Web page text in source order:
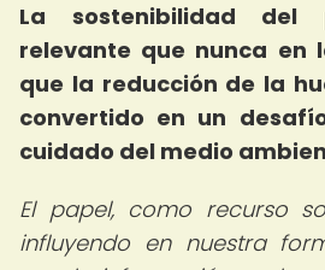
La sostenibilidad
relevante que nunca en
que la reducción de la
convertido en un
cuidado del medio
El papel, como recurso
influyendo en nuestra